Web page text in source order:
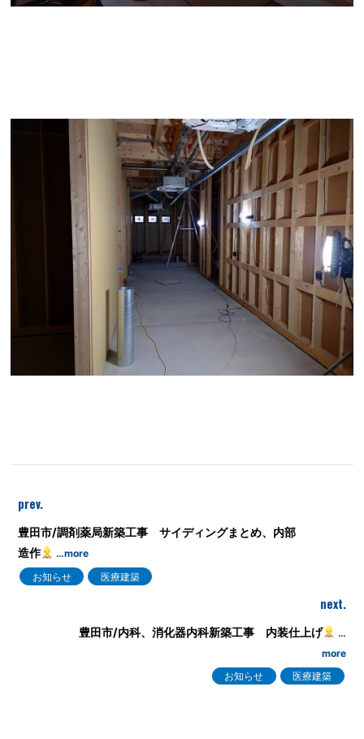
prev.
豊田市/調剤薬局新築工事 サイディングまとめ、内部
造作
…more
お知らせ
医療建築
next.
豊田市/内科、消化器内科新築工事 内装仕上げ
…
more
お知らせ
医療建築